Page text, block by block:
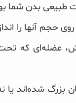
طبیعی بدن شما
روی حجم آنها را
عضله‌ای که
بزرگ شده‌اند یا